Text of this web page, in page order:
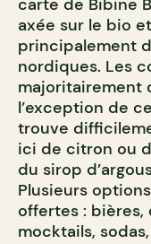
carte de Bibine
axée sur le bio
principalement
nordiques. Les
majoritairement
l’exception de
trouve
ici de citron ou
du sirop
Plusieurs
offertes : bières,
mocktails,